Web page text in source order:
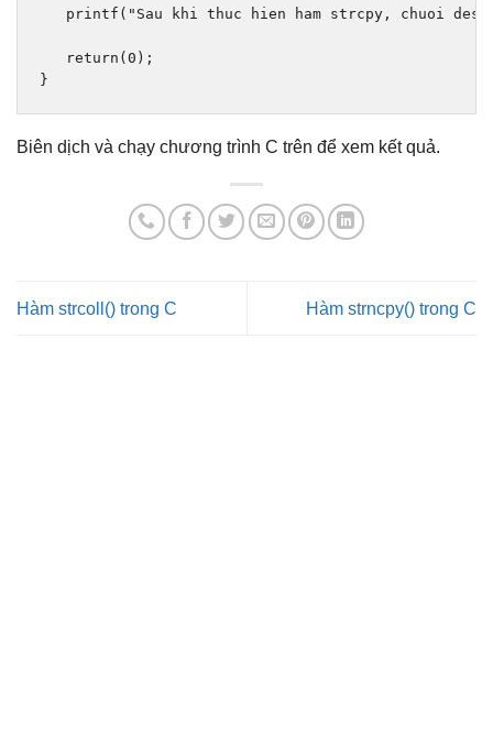
   printf
( "Sau khi thuc hien ham strcpy, chuoi dest
return (0 );
}
Biên dịch và chạy chương trình C trên để xem kết quả.
Hàm strcoll() trong C Hàm strncpy() trong C